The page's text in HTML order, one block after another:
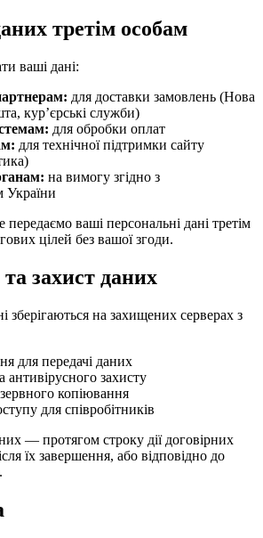
третім особам
ваші дані:
для доставки замовлень (Нова
курʼєрські служби)
для обробки оплат
для технічної підтримки сайту
на вимогу згідно з
України
ваші персональні дані третім
цілей без вашої згоди.
захист даних
зберігаються на захищених серверах з
для передачі даних
антивірусного захисту
копіювання
для співробітників
— протягом строку дії договірних
їх завершення, або відповідно до